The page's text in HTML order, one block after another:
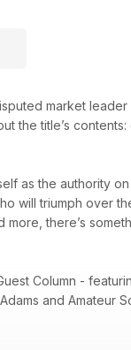
market
the title’s
as the authority
will triumph over
there’s
Column -
and